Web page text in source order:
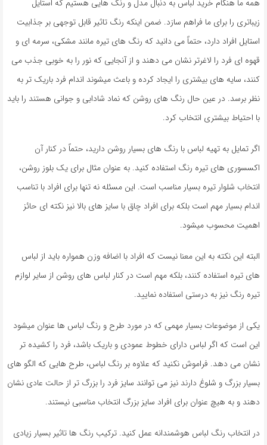
همه ما هنگام خرید لباس به دنبال مدل و رنگ هایی هستیم که استایل
زیباتری را برای ما فراهم سازد. ضمن اینکه رنگ تاثیر قابل توجهی بر جذابیت
استایل افراد دارد، حتماً می دانید که رنگ های تیره مانند مشکی، سرمه ای و
قهوه ای فرد را لاغرتر نشان می دهند و از آنجایی که نور را به خوبی جذب می
کنند، سایه های بیشتری را ایجاد کرده و باعث میشوند اندام فرد باریک تر به
نظر برسد. در عین حال رنگ های روشن که نماد شادابی و جوانی هستند را باید
با احتیاط بیشتری انتخاب کرد.
اگر تمایل به تهیه لباس با رنگ های بسیار روشن دارید، حتماً در کنار آن
اکسسوری های تیره رنگ استفاده کنید. به عنوان مثال برای یک بلوز روشن،
انتخاب شلوار تیره بسیار مناسب است. این مسئله نه تنها برای افراد با تناسب
اندام بسیار مهم است بلکه برای افراد چاق با سایز های بالا نیز نکته ای حائز
اهمیت محسوب میشود.
البته این نکته به این معنا نیست که افراد با اضافه وزن همواره باید از لباس
های تیره استفاده کنند، بلکه مهم است در کنار لباس های روشن از سایر لوازم
تیره رنگ نیز به درستی استفاده نمایید.
یکی از موضوعات بسیار مهمی که در مورد طرح و رنگ لباس ها عنوان میشود
این است که اگر لباس دارای خطوط عمودی و باریک باشد، فرد را کشیده تر
نشان می دهد. فراموش نکنید که علاوه بر رنگ لباس، طرح هایی که الگو های
بسیار بزرگ و شلوغ دارند نیز می توانند سایز فرد را بزرگ تر از حالت عادی نشان
دهند و به هیچ عنوان برای افراد سایز بزرگ انتخاب مناسبی نیستند.
در انتخاب رنگ لباس هوشمندانه عمل کنید. ترکیب رنگ ها تاثیر بسیار زیادی